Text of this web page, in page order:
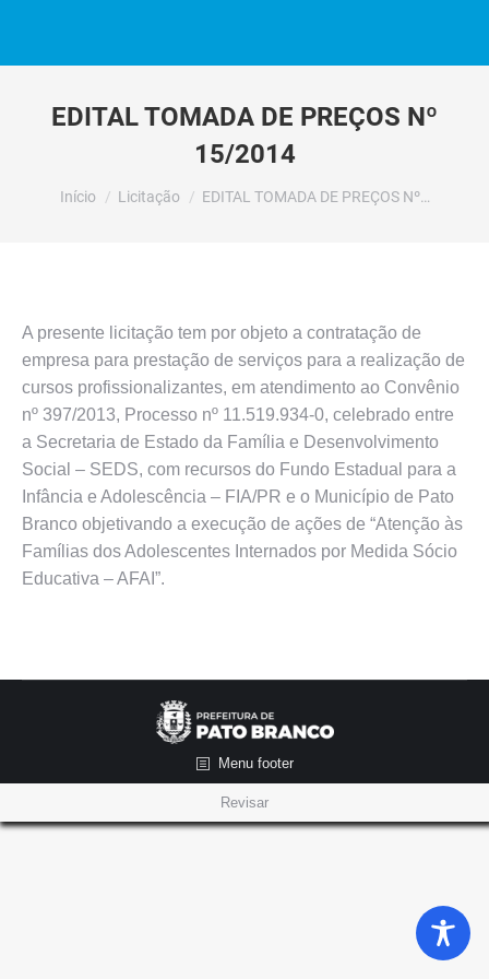
EDITAL TOMADA DE PREÇOS Nº
15/2014
Você está aqui:
Início Licitação EDITAL TOMADA DE PREÇOS Nº…
A presente licitação tem por objeto a contratação de
empresa para prestação de serviços para a realização de
cursos profissionalizantes, em atendimento ao Convênio
nº 397/2013, Processo nº 11.519.934-0, celebrado entre
a Secretaria de Estado da Família e Desenvolvimento
Social – SEDS, com recursos do Fundo Estadual para a
Infância e Adolescência – FIA/PR e o Município de Pato
Branco objetivando a execução de ações de “Atenção às
Famílias dos Adolescentes Internados por Medida Sócio
Educativa – AFAI”.
Menu footer
Revisar